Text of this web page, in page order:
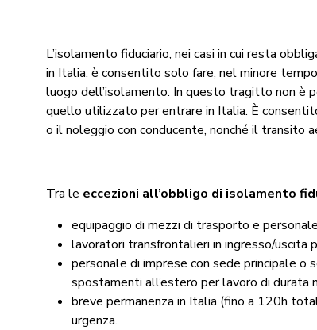
L’isolamento fiduciario, nei casi in cui resta
in Italia: è consentito solo fare, nel minore
luogo dell’isolamento. In questo tragitto non è
quello utilizzato per entrare in Italia. È
o il noleggio con conducente, nonché il transito
Tra le eccezioni all’obbligo di isolamento
equipaggio di mezzi di trasporto e
lavoratori transfrontalieri in ingresso/uscita
personale di imprese con sede principale o
spostamenti all’estero per lavoro di durata
breve permanenza in Italia (fino a 120h
urgenza.